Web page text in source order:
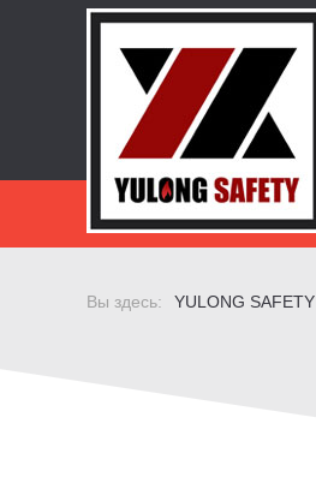
Вы здесь: YULONG SAFETY